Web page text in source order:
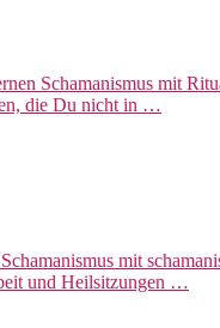
Schamanismus mit
die Du nicht in …
mit
und Heilsitzungen …